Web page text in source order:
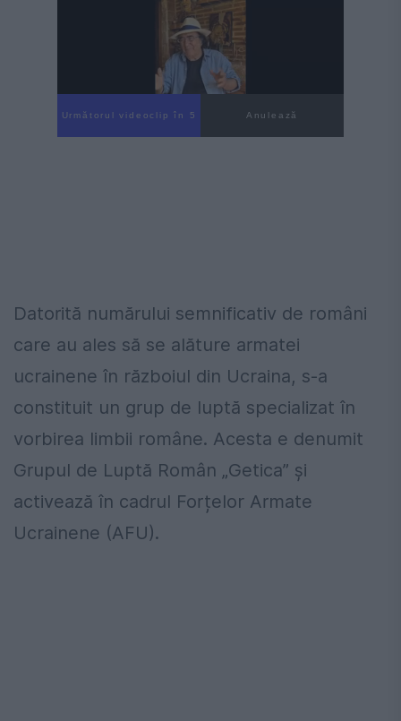
Următorul videoclip în 3 Anulează
Datorită numărului semnificativ de români
care au ales să se alăture armatei
ucrainene în războiul din Ucraina, s-a
constituit un grup de luptă specializat în
vorbirea limbii române. Acesta e denumit
Grupul de Luptă Român „Getica” și
activează în cadrul Forțelor Armate
Ucrainene (AFU).